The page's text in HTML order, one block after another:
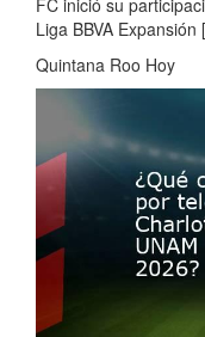
Liga BBVA
Quintana Roo Hoy